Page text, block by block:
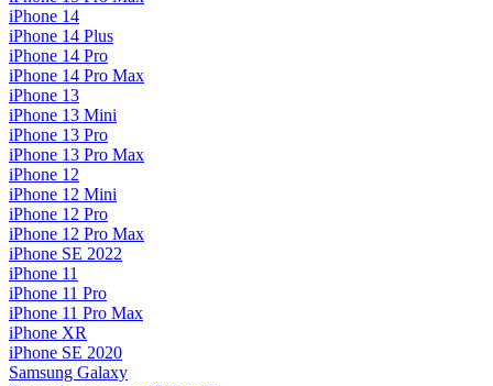
iPhone 14
iPhone 14 Plus
iPhone 14 Pro
iPhone 14 Pro Max
iPhone 13
iPhone 13 Mini
iPhone 13 Pro
iPhone 13 Pro Max
iPhone 12
iPhone 12 Mini
iPhone 12 Pro
iPhone 12 Pro Max
iPhone SE 2022
iPhone 11
iPhone 11 Pro
iPhone 11 Pro Max
iPhone XR
iPhone SE 2020
Samsung Galaxy